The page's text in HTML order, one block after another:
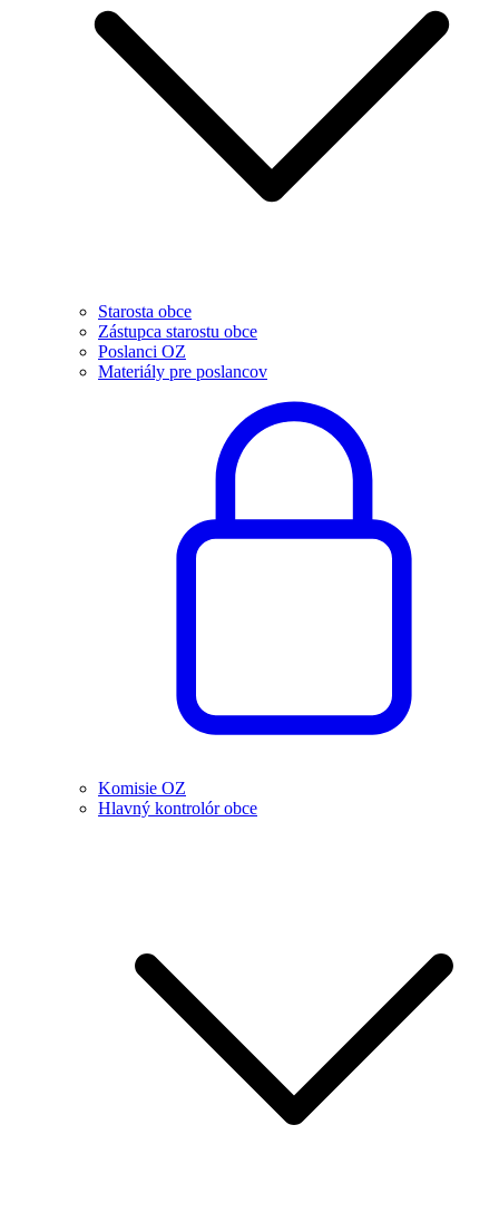
Starosta obce
Zástupca starostu obce
Poslanci OZ
Materiály pre poslancov
Komisie OZ
Hlavný kontrolór obce